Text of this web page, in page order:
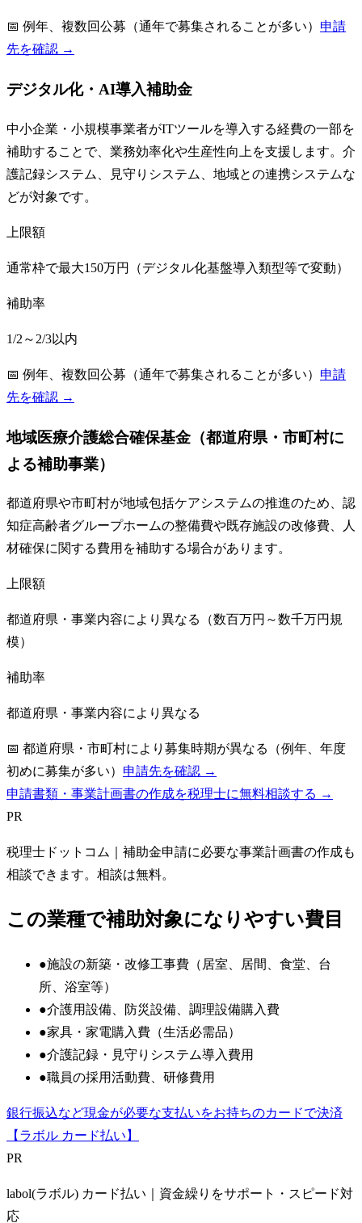
📅 例年、複数回公募（通年で募集されることが多い） 申請
先を確認 →
デジタル化・AI導入補助金
中小企業・小規模事業者がITツールを導入する経費の一部を
補助することで、業務効率化や生産性向上を支援します。介
護記録システム、見守りシステム、地域との連携システムな
どが対象です。
上限額
通常枠で最大150万円（デジタル化基盤導入類型等で変動）
補助率
1/2～2/3以内
📅 例年、複数回公募（通年で募集されることが多い） 申請
先を確認 →
地域医療介護総合確保基金（都道府県・市町村に
よる補助事業）
都道府県や市町村が地域包括ケアシステムの推進のため、認
知症高齢者グループホームの整備費や既存施設の改修費、人
材確保に関する費用を補助する場合があります。
上限額
都道府県・事業内容により異なる（数百万円～数千万円規
模）
補助率
都道府県・事業内容により異なる
📅 都道府県・市町村により募集時期が異なる（例年、年度
初めに募集が多い） 申請先を確認 →
申請書類・事業計画書の作成を税理士に無料相談する →
PR
税理士ドットコム
｜補助金申請に必要な事業計画書の作成も
相談できます。相談は無料。
この業種で補助対象になりやすい費目
●施設の新築・改修工事費（居室、居間、食堂、台
所、浴室等）
●介護用設備、防災設備、調理設備購入費
●家具・家電購入費（生活必需品）
●介護記録・見守りシステム導入費用
●職員の採用活動費、研修費用
銀行振込など現金が必要な支払いをお持ちのカードで決済
【ラボル カード払い】
PR
labol(ラボル) カード払い｜資金繰りをサポート・スピード対
応